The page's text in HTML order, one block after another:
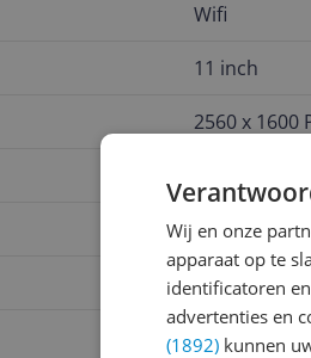
Wifi
11 inch
2560 x 1600
Android
Grijs
Wij en onze
apparaat op te
identificatoren
advertenties en
(1892) kunnen